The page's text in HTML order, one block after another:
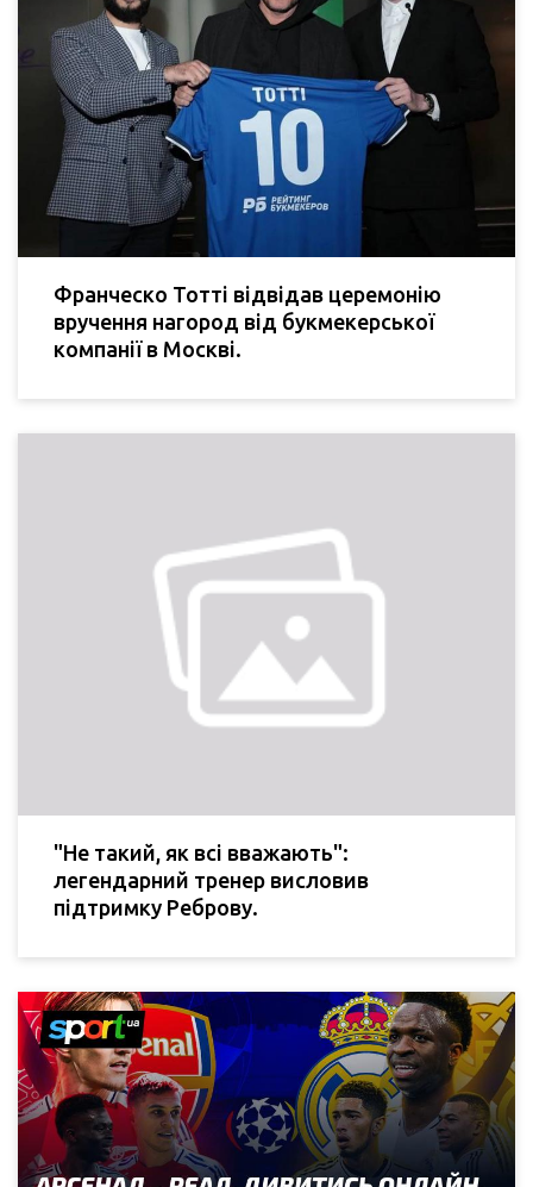
Франческо Тотті відвідав церемонію
вручення нагород від букмекерської
компанії в Москві.
"Не такий, як всі вважають":
легендарний тренер висловив
підтримку Реброву.